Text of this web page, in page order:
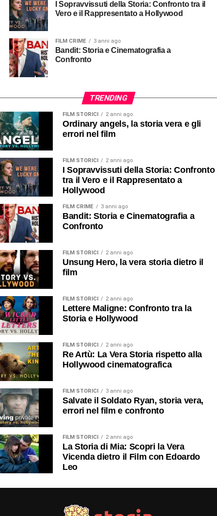
Vero e il Rappresentato a Hollywood
FILM CRIME 3 anni ago
Bandit: Storia e Cinematografia a
Confronto
TRENDING
FILM STORICI 2 anni ago
Ordinary angels, la storia vera e gli
errori nel film
FILM STORICI 2 anni ago
I Sopravvissuti della Storia: Confronto
tra il Vero e il Rappresentato a
Hollywood
FILM CRIME 3 anni ago
Bandit: Storia e Cinematografia a
Confronto
FILM STORICI 2 anni ago
Unsung Hero, la vera storia dietro il
film
FILM STORICI 2 anni ago
Lettere Maligne: Confronto tra la
Storia e Hollywood
FILM STORICI 2 anni ago
Re Artù: La Vera Storia rispetto alla
Hollywood cinematografica
FILM STORICI 3 anni ago
Salvate il Soldato Ryan, storia vera,
errori nel film e confronto
FILM STORICI 2 anni ago
La Storia di Mia: Scopri la Vera
Vicenda dietro il Film con Edoardo
Leo